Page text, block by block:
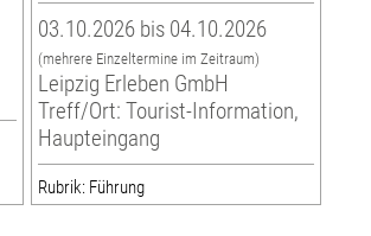
03.10.2026 bis 04.10.2026
(mehrere Einzeltermine im Zeitraum)
Leipzig Erleben GmbH
Treff/Ort: Tourist-Information,
Haupteingang
Rubrik: Führung